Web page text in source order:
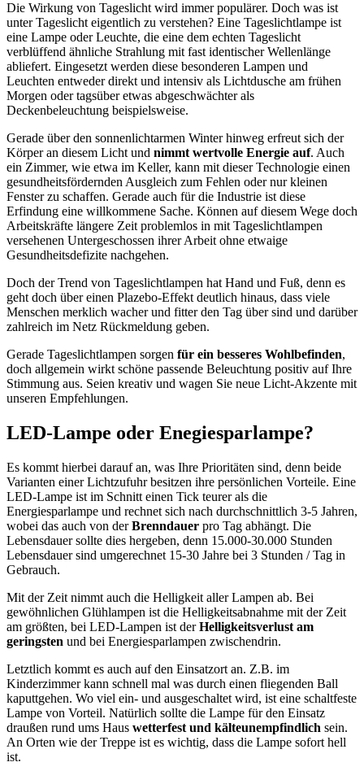
Die Wirkung von Tageslicht wird immer populärer. Doch was ist
unter Tageslicht eigentlich zu verstehen? Eine Tageslichtlampe ist
eine Lampe oder Leuchte, die eine dem echten Tageslicht
verblüffend ähnliche Strahlung mit fast identischer Wellenlänge
abliefert. Eingesetzt werden diese besonderen Lampen und
Leuchten entweder direkt und intensiv als Lichtdusche am frühen
Morgen oder tagsüber etwas abgeschwächter als
Deckenbeleuchtung beispielsweise.
Gerade über den sonnenlichtarmen Winter hinweg erfreut sich der
Körper an diesem Licht und nimmt wertvolle Energie auf. Auch
ein Zimmer, wie etwa im Keller, kann mit dieser Technologie einen
gesundheitsfördernden Ausgleich zum Fehlen oder nur kleinen
Fenster zu schaffen. Gerade auch für die Industrie ist diese
Erfindung eine willkommene Sache. Können auf diesem Wege doch
Arbeitskräfte längere Zeit problemlos in mit Tageslichtlampen
versehenen Untergeschossen ihrer Arbeit ohne etwaige
Gesundheitsdefizite nachgehen.
Doch der Trend von Tageslichtlampen hat Hand und Fuß, denn es
geht doch über einen Plazebo-Effekt deutlich hinaus, dass viele
Menschen merklich wacher und fitter den Tag über sind und darüber
zahlreich im Netz Rückmeldung geben.
Gerade Tageslichtlampen sorgen für ein besseres Wohlbefinden,
doch allgemein wirkt schöne passende Beleuchtung positiv auf Ihre
Stimmung aus. Seien kreativ und wagen Sie neue Licht-Akzente mit
unseren Empfehlungen.
LED-Lampe oder Enegiesparlampe?
Es kommt hierbei darauf an, was Ihre Prioritäten sind, denn beide
Varianten einer Lichtzufuhr besitzen ihre persönlichen Vorteile. Eine
LED-Lampe ist im Schnitt einen Tick teurer als die
Energiesparlampe und rechnet sich nach durchschnittlich 3-5 Jahren,
wobei das auch von derBrenndauer pro Tag abhängt. Die
Lebensdauer sollte dies hergeben, denn 15.000-30.000 Stunden
Lebensdauer sind umgerechnet 15-30 Jahre bei 3 Stunden / Tag in
Gebrauch.
Mit der Zeit nimmt auch die Helligkeit aller Lampen ab. Bei
gewöhnlichen Glühlampen ist die Helligkeitsabnahme mit der Zeit
am größten, bei LED-Lampen ist derHelligkeitsverlust am
geringsten und bei Energiesparlampen zwischendrin.
Letztlich kommt es auch auf den Einsatzort an. Z.B. im
Kinderzimmer kann schnell mal was durch einen fliegenden Ball
kaputtgehen. Wo viel ein- und ausgeschaltet wird, ist eine schaltfeste
Lampe von Vorteil. Natürlich sollte die Lampe für den Einsatz
draußen rund ums Haus wetterfest und kälteunempfindlich sein.
An Orten wie der Treppe ist es wichtig, dass die Lampe sofort hell
ist.